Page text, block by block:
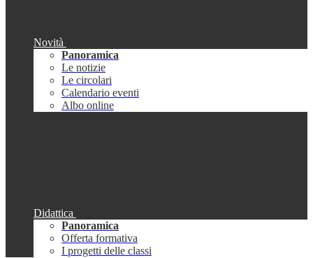
Novità
Panoramica
Le notizie
Le circolari
Calendario eventi
Albo online
Didattica
Panoramica
Offerta formativa
I progetti delle classi